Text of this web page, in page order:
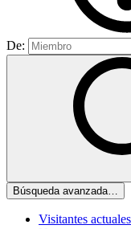
De:
Búsqueda avanzada…
Visitantes actuales